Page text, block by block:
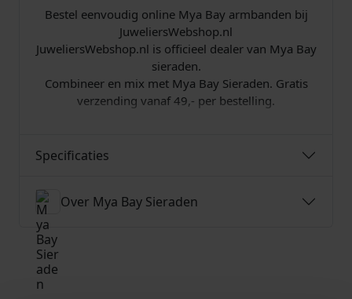
,
0
0
.
Bestel eenvoudig online Mya Bay armbanden bij
JuweliersWebshop.nl
JuweliersWebshop.nl is officieel dealer van Mya Bay
sieraden.
Combineer en mix met Mya Bay Sieraden. Gratis
verzending vanaf 49,- per bestelling.
Specificaties
Over Mya Bay Sieraden